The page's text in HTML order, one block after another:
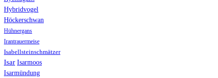
Hybridvogel
Höckerschwan
Hühnergans
Irantrauermeise
Isabellsteinschmätzer
Isar Isarmoos
Isarmündung